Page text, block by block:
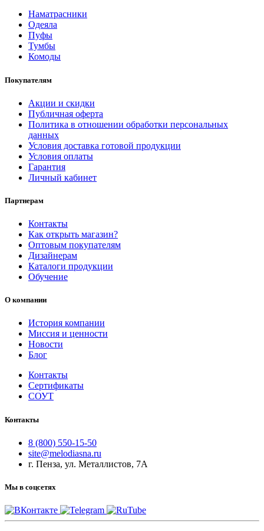
Наматрасники
Одеяла
Пуфы
Тумбы
Комоды
Покупателям
Акции и скидки
Публичная оферта
Политика в отношении обработки персональных
данных
Условия доставка готовой продукции
Условия оплаты
Гарантия
Личный кабинет
Партнерам
Контакты
Как открыть магазин?
Оптовым покупателям
Дизайнерам
Каталоги продукции
Обучение
О компании
История компании
Миссия и ценности
Новости
Блог
Контакты
Сертификаты
СОУТ
Контакты
8 (800) 550-15-50
site@melodiasna.ru
г. Пенза, ул. Металлистов, 7А
Мы в соцсетях